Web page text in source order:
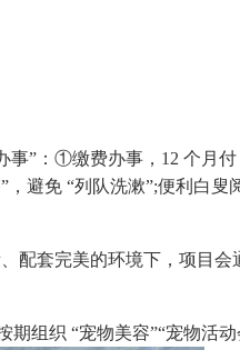
：①缴费办事，12 个月付
避免 “列队洗漱”;便利白
套完美的环境下，项目会
织 “宠物美容”“宠物活动